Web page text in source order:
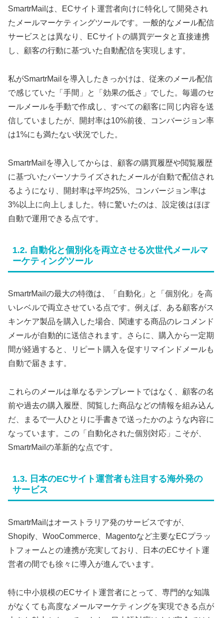
SmartrMailは、ECサイト運営者向けに特化して開発され
たメールマーケティングツールです。一般的なメール配信
サービスとは異なり、ECサイトの購買データと直接連携
し、顧客の行動に基づいた自動配信を実現します。
私がSmartrMailを導入したきっかけは、従来のメール配信
で感じていた「手間」と「効果の低さ」でした。毎週のセ
ールメールを手動で作成し、すべての顧客に同じ内容を送
信していましたが、開封率は10%前後、コンバージョン率
は1%にも満たない状況でした。
SmartrMailを導入してからは、顧客の購買履歴や閲覧履歴
に基づいたパーソナライズされたメールが自動で配信され
るようになり、開封率は平均25%、コンバージョン率は
3%以上に向上しました。特に驚いたのは、設定後はほぼ
自動で運用できる点です。
1.2. 自動化と個別化を両立させる次世代メールマ
ーケティングツール
SmartrMailの最大の特徴は、「自動化」と「個別化」を高
いレベルで両立させている点です。例えば、ある顧客がス
キンケア製品を購入した場合、関連する商品のレコメンド
メールが自動的に送信されます。さらに、購入から一定期
間が経過すると、リピート購入を促すリマインドメールも
自動で届きます。
これらのメールは単なるテンプレートではなく、顧客の名
前や過去の購入履歴、閲覧した商品などの情報を組み込ん
だ、まるで一人ひとりに手書きで送ったかのような内容に
なっています。この「自動化された個別対応」こそが、
SmartrMailの革新的な点です。
1.3. 日本のECサイト運営者も注目する海外発の
サービス
SmartrMailはオーストラリア発のサービスですが、
Shopify、WooCommerce、Magentoなど主要なECプラッ
トフォームとの連携が充実しており、日本のECサイト運
営者の間でも徐々に導入が進んでいます。
特に中小規模のECサイト運営者にとって、専門的な知識
がなくても高度なメールマーケティングを実現できる点が